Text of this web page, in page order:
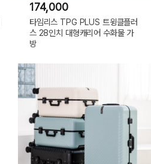
174,000
타임리스 TPG PLUS 트윙클플러
스 28인치 대형캐리어 수화물 가
방